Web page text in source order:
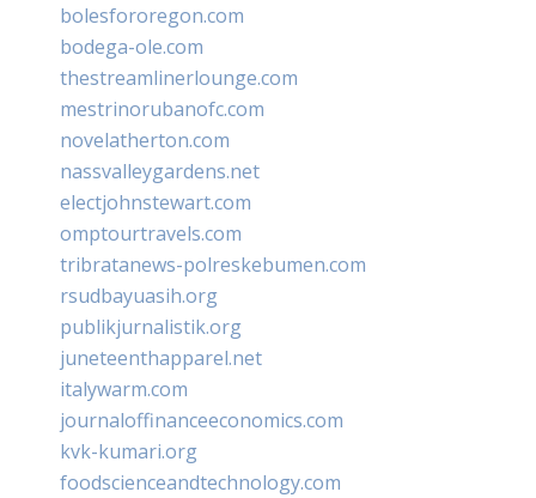
bolesfororegon.com
bodega-ole.com
thestreamlinerlounge.com
mestrinorubanofc.com
novelatherton.com
nassvalleygardens.net
electjohnstewart.com
omptourtravels.com
tribratanews-polreskebumen.com
rsudbayuasih.org
publikjurnalistik.org
juneteenthapparel.net
italywarm.com
journaloffinanceeconomics.com
kvk-kumari.org
foodscienceandtechnology.com